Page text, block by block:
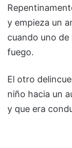
y empieza un
cuando uno de
fuego.
El otro
niño hacia un
y que era